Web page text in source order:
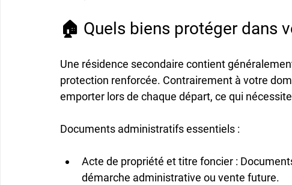
🏠 Quels biens protéger dans
Une résidence secondaire contient
protection renforcée. Contrairement à votre
emporter lors de chaque départ, ce qui
Documents administratifs essentiels :
Acte de propriété et titre foncier :
démarche administrative ou vente future.